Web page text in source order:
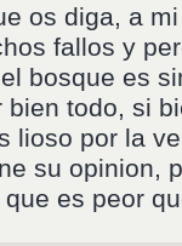
os diga, a
fallos y
bosque es
todo, si
lioso por la
su opinion,
que es peor